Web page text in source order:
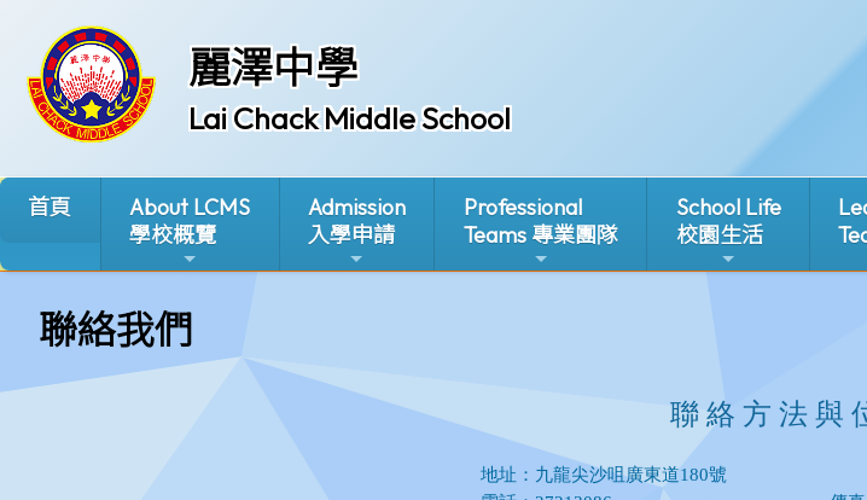
麗澤中學
Lai Chack Middle School
首頁
About LCMS
學校概覽
Admission
入學申請
Professional
Teams 專業團隊
School Life
校園生活
聯絡我們